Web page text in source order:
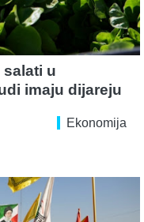
salati u
imaju dijareju
Ekonomija